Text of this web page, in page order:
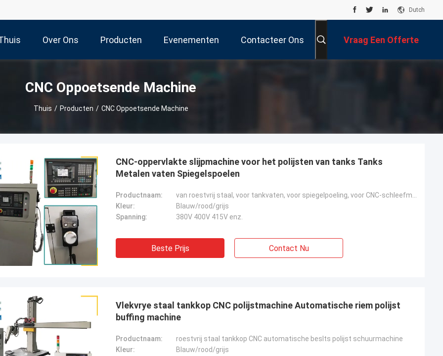
Dutch
Over Ons Producten Evenementen Contacteer Ons Vraag Een Offerte
CNC Oppoetsende Machine
Thuis / Producten / CNC Oppoetsende Machine
CNC-oppervlakte slijpmachine voor het polijsten van tanks Tanks
Metalen vaten Spiegelspoelen
Productnaam:
Kleur:
Blauw/rood/grijs
Spanning:
380V 400V 415V enz.
Beste Prijs Contact Nu
Vlekvrye staal tankkop CNC polijstmachine Automatische riem polijst
buffing machine
Productnaam:
roestvrij staal tankkop CNC automatische beslts polijst schuurmachine
Kleur:
Blauw/rood/grijs